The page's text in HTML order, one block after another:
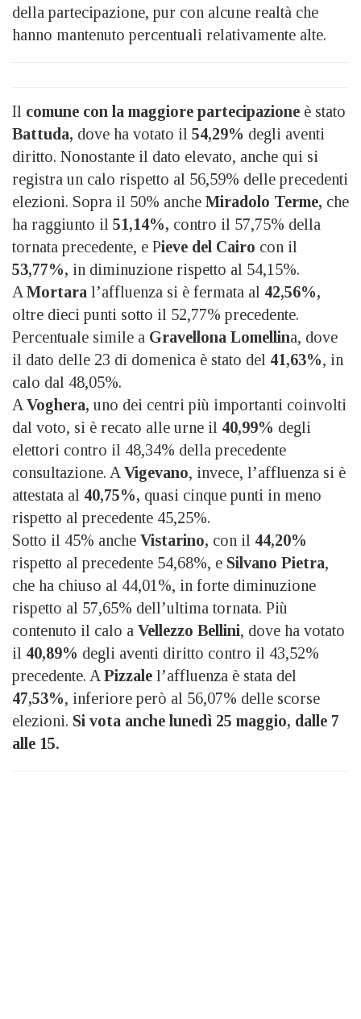
della partecipazione, pur con alcune realtà che
hanno mantenuto percentuali relativamente alte.
Il comune con la maggiore partecipazione è stato
Battuda, dove ha votato il 54,29% degli aventi
diritto. Nonostante il dato elevato, anche qui si
registra un calo rispetto al 56,59% delle precedenti
elezioni. Sopra il 50% anche Miradolo Terme, che
ha raggiunto il 51,14%, contro il 57,75% della
tornata precedente, e Pieve del Cairo con il
53,77%, in diminuzione rispetto al 54,15%.
A Mortara l’affluenza si è fermata al 42,56%,
oltre dieci punti sotto il 52,77% precedente.
Percentuale simile a Gravellona Lomellina, dove
il dato delle 23 di domenica è stato del 41,63%, in
calo dal 48,05%.
A Voghera, uno dei centri più importanti coinvolti
dal voto, si è recato alle urne il 40,99% degli
elettori contro il 48,34% della precedente
consultazione. A Vigevano, invece, l’affluenza si è
attestata al 40,75%, quasi cinque punti in meno
rispetto al precedente 45,25%.
Sotto il 45% anche Vistarino, con il 44,20%
rispetto al precedente 54,68%, e Silvano Pietra,
che ha chiuso al 44,01%, in forte diminuzione
rispetto al 57,65% dell’ultima tornata. Più
contenuto il calo a Vellezzo Bellini, dove ha votato
il 40,89% degli aventi diritto contro il 43,52%
precedente. A Pizzale l’affluenza è stata del
47,53%, inferiore però al 56,07% delle scorse
elezioni. Si vota anche lunedì 25 maggio, dalle 7
alle 15.